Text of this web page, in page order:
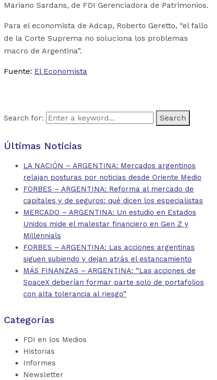
Mariano Sardans, de FDI Gerenciadora de Patrimonios.
Para el economista de Adcap, Roberto Geretto, “el fallo
de la Corte Suprema no soluciona los problemas
macro de Argentina”.
Fuente: El Economista
Search for:
Últimas Noticias
LA NACIÓN – ARGENTINA: Mercados argentinos
relajan posturas por noticias desde Oriente Medio
FORBES – ARGENTINA: Reforma al mercado de
capitales y de seguros: qué dicen los especialistas
MERCADO – ARGENTINA: Un estudio en Estados
Unidos mide el malestar financiero en Gen Z y
Millennials
FORBES – ARGENTINA: Las acciones argentinas
siguen subiendo y dejan atrás el estancamiento
MÁS FINANZAS – ARGENTINA: “Las acciones de
SpaceX deberían formar parte solo de portafolios
con alta tolerancia al riesgo”
Categorías
FDI en los Medios
Historias
Informes
Newsletter